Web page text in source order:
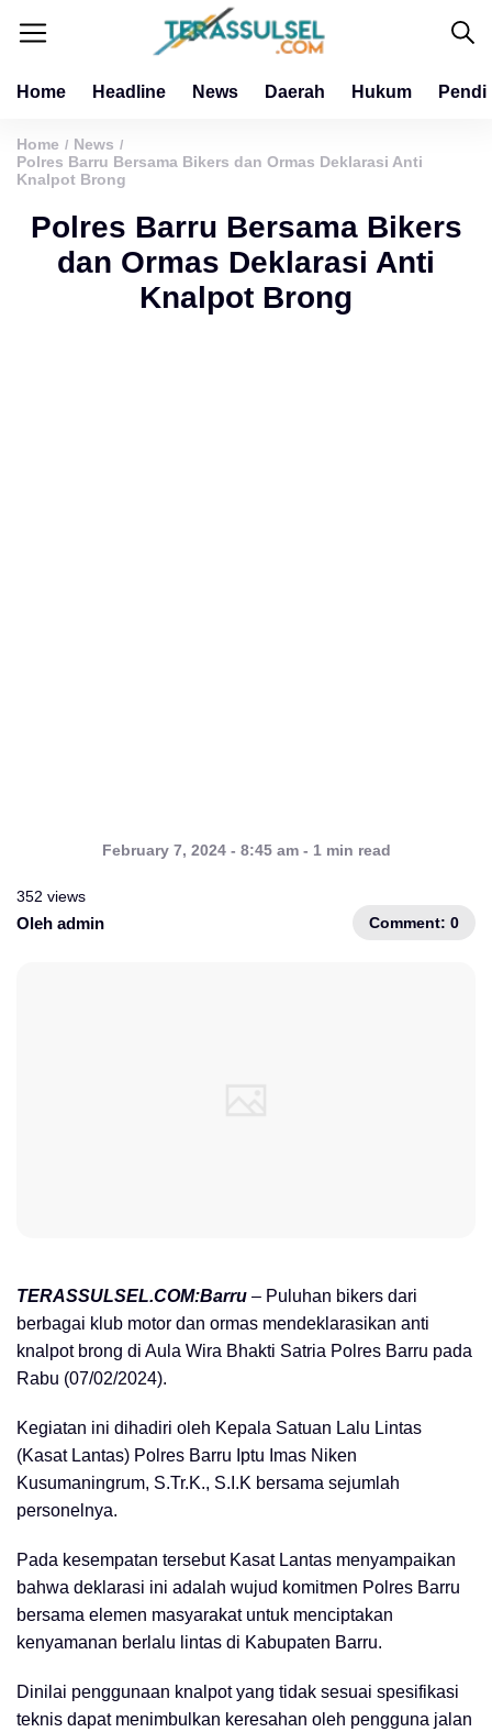
Home Headline News Daerah Hukum
Home / News /
Polres Barru Bersama Bikers dan Ormas Deklarasi Anti
Knalpot Brong
Polres Barru Bersama Bikers
dan Ormas Deklarasi Anti
Knalpot Brong
February 7, 2024 - 8:45 am - 1 min read
352 views
Oleh admin Comment: 0
TERASSULSEL.COM:Barru – Puluhan bikers dari
berbagai klub motor dan ormas mendeklarasikan anti
knalpot brong di Aula Wira Bhakti Satria Polres Barru pada
Rabu (07/02/2024).
Kegiatan ini dihadiri oleh Kepala Satuan Lalu Lintas
(Kasat Lantas) Polres Barru Iptu Imas Niken
Kusumaningrum, S.Tr.K., S.I.K bersama sejumlah
personelnya.
Pada kesempatan tersebut Kasat Lantas menyampaikan
bahwa deklarasi ini adalah wujud komitmen Polres Barru
bersama elemen masyarakat untuk menciptakan
kenyamanan berlalu lintas di Kabupaten Barru.
Dinilai penggunaan knalpot yang tidak sesuai spesifikasi
teknis dapat menimbulkan keresahan oleh pengguna jalan